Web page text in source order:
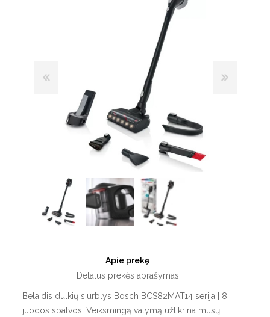
Apie prekę
Detalus prekės aprašymas
Belaidis dulkių siurblys Bosch BCS82MAT14 serija | 8
juodos spalvos. Veiksmingą valymą užtikrina mūsų